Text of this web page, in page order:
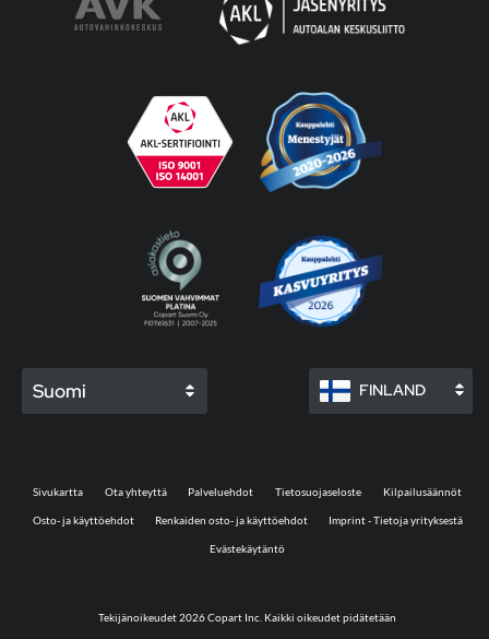
Suomi FINLAND
Tekijänoikeudet 2026 Copart Inc. Kaikki oikeudet pidätetään
Sivukartta Ota yhteyttä Palveluehdot Tietosuojaseloste Kilpailusäännöt
Osto- ja käyttöehdot Renkaiden osto- ja käyttöehdot Imprint - Tietoja yrityksestä
Evästekäytäntö